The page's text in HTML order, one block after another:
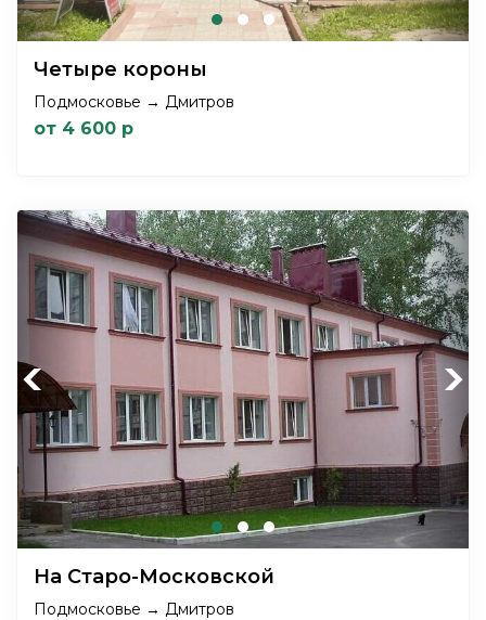
Четыре короны
Подмосковье → Дмитров
от 4 600 р
Previous Next
На Старо-Московской
Подмосковье → Дмитров